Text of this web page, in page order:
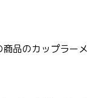
品のカップラーメ